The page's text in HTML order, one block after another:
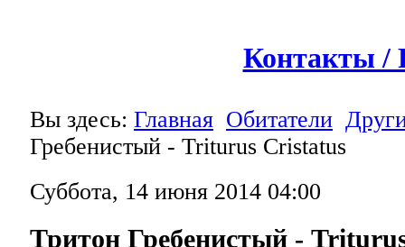
Контакты /
Вы здесь: Главная Обитатели
Гребенистый - Triturus Cristatus
Суббота, 14 июня 2014 04:00
Тритон Гребенистый -